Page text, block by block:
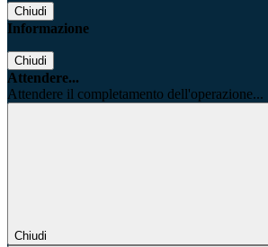
Chiudi
Informazione
Chiudi
Attendere...
Attendere il completamento dell'operazione...
Chiudi